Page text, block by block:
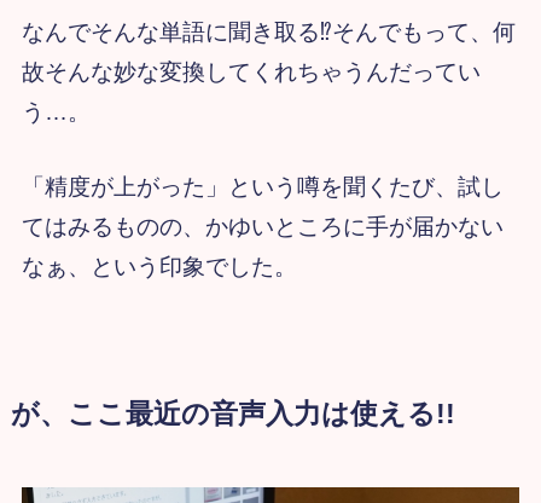
なんでそんな単語に聞き取る⁉そんでもって、何
故そんな妙な変換してくれちゃうんだってい
う…。
「精度が上がった」という噂を聞くたび、試し
てはみるものの、かゆいところに手が届かない
なぁ、という印象でした。
が、ここ最近の音声入力は使える!!